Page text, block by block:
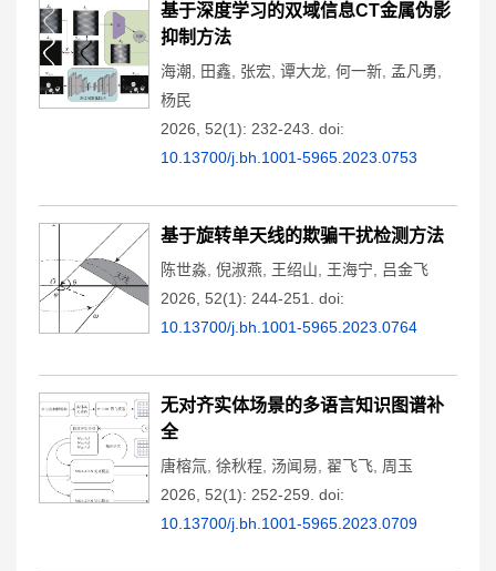
基于深度学习的双域信息CT金属伪影
抑制方法
海潮 田鑫 张宏 谭大龙 何一新 孟凡勇
杨民
2026, 52(1): 232-243. doi:
10.13700/j.bh.1001-5965.2023.0753
基于旋转单天线的欺骗干扰检测方法
陈世淼 倪淑燕 王绍山 王海宁
吕金飞
2026, 52(1): 244-251.
doi:
10.13700/j.bh.1001-5965.2023.0764
无对齐实体场景的多语言知识图谱补
全
唐榕氚 徐秋程 汤闻易 翟飞飞 周玉
2026, 52(1): 252-259. doi:
10.13700/j.bh.1001-5965.2023.0709